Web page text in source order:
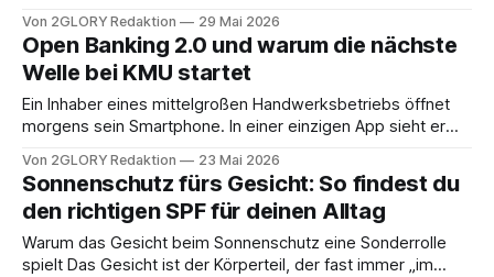
Hausmeisterdienste haben sich längst vom klassischen Bild
des Hauswarts mit Besen und Werkzeugkasten
verabschiedet. Sie sind strategische Partner, die mit
digitalen Tools, nachhaltigen Konzepten und professioneller
Organisation arbeiten. Die Anforderungen an
Von 2GLORY Redaktion 29 Mai 2026
Open Banking 2.0 und warum die nächste
Welle bei KMU startet
Ein Inhaber eines mittelgroßen Handwerksbetriebs öffnet
morgens sein Smartphone. In einer einzigen App sieht er
der Woche und eine KI-basierte Prognose, ob er seinen
Lieferanten pünktlich zahlen kann. Alles in Echtzeit, alles
verbunden — ohne manuelle Dateneingabe, ohne Wartezeit
auf einen Bankberater. Das ist
Von 2GLORY Redaktion 23 Mai 2026
Sonnenschutz fürs Gesicht: So findest du
den richtigen SPF für deinen Alltag
Warum das Gesicht beim Sonnenschutz eine Sonderrolle
spielt Das Gesicht ist der Körperteil, der fast immer „im